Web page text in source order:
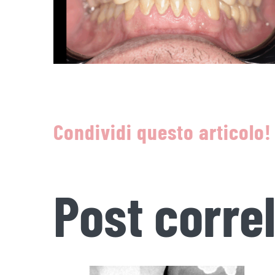
Condividi questo articolo!
Post